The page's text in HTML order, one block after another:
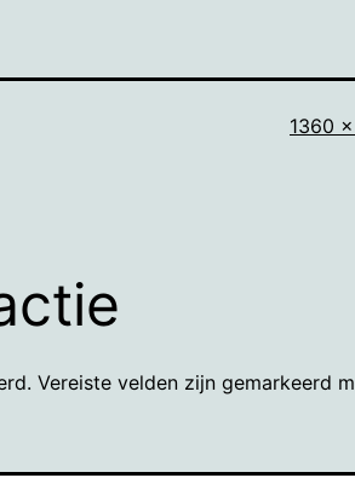
1360
Vereiste velden zijn gemarkeerd